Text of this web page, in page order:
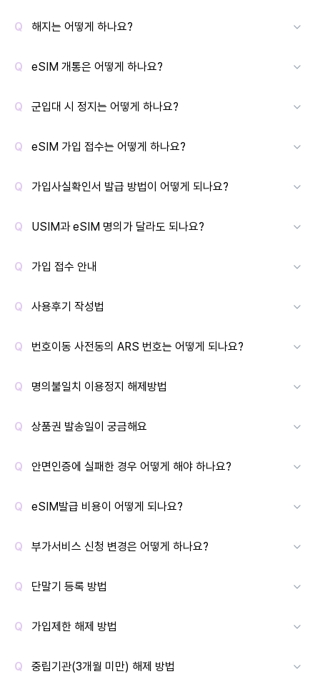
해지는 어떻게 하나요?
eSIM 개통은 어떻게 하나요?
군입대 시 정지는 어떻게 하나요?
eSIM 가입 접수는 어떻게 하나요?
가입사실확인서 발급 방법이 어떻게 되나요?
USIM과 eSIM 명의가 달라도 되나요?
가입 접수 안내
사용후기 작성법
번호이동 사전동의 ARS 번호는 어떻게 되나요?
명의불일치 이용정지 해제방법
상품권 발송일이 궁금해요
안면인증에 실패한 경우 어떻게 해야 하나요?
eSIM발급 비용이 어떻게 되나요?
부가서비스 신청 변경은 어떻게 하나요?
단말기 등록 방법
가입제한 해제 방법
중립기관(3개월 미만) 해제 방법